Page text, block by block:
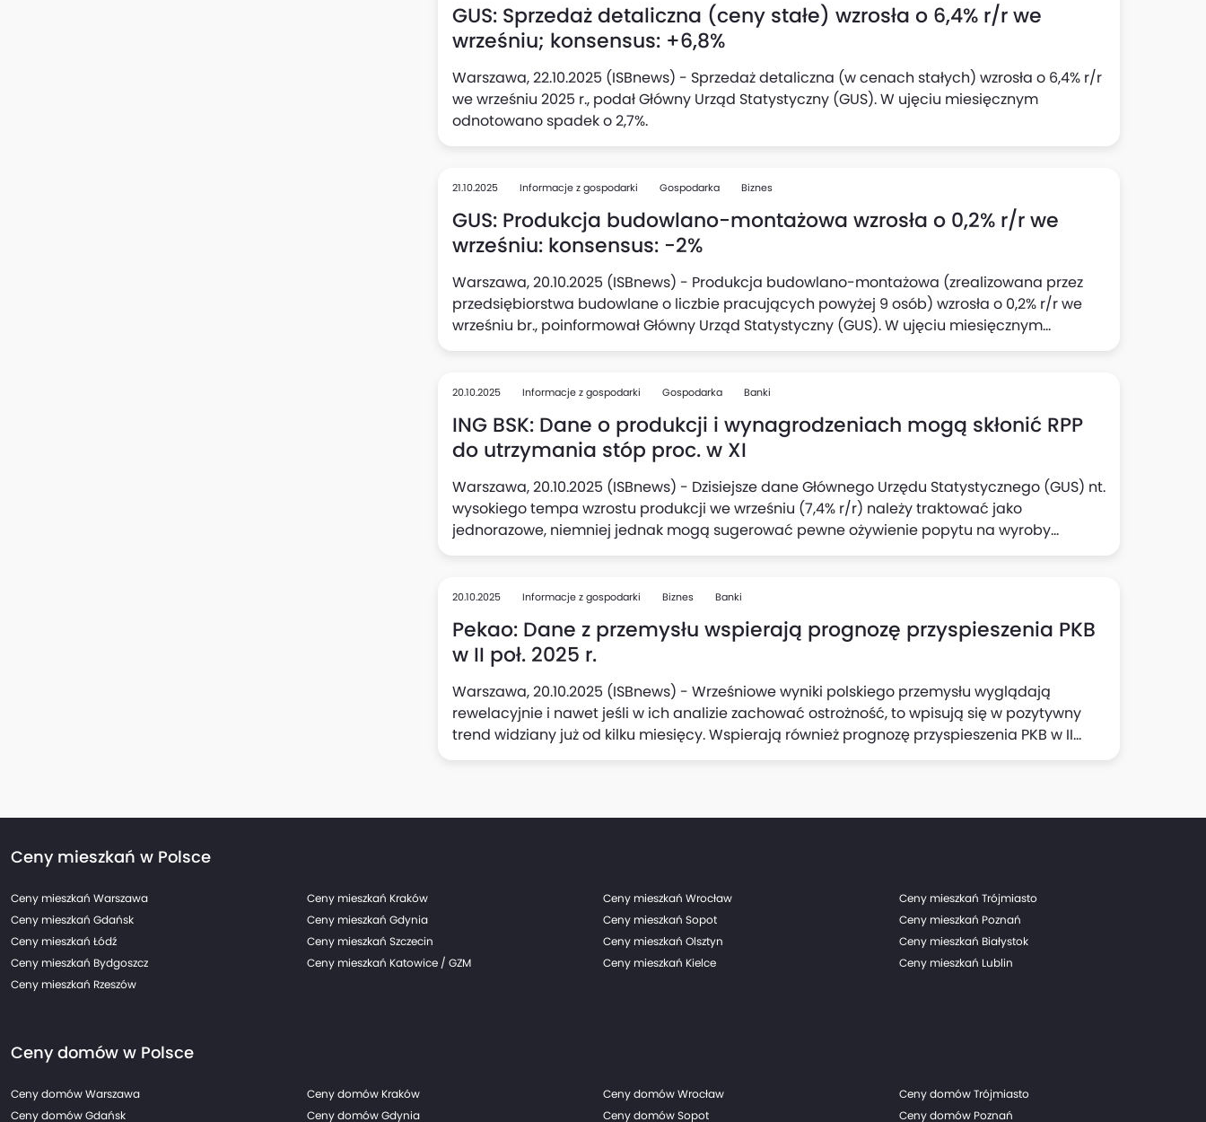
GUS: Sprzedaż detaliczna (ceny stałe) wzrosła o 6,4% r/r we
wrześniu; konsensus: +6,8%
Warszawa, 22.10.2025 (ISBnews) - Sprzedaż detaliczna (w cenach stałych) wzrosła o 6,4% r/r
we wrześniu 2025 r., podał Główny Urząd Statystyczny (GUS). W ujęciu miesięcznym
odnotowano spadek o 2,7%.
21.10.2025 Informacje z gospodarki Gospodarka Biznes
GUS: Produkcja budowlano-montażowa wzrosła o 0,2% r/r we
wrześniu: konsensus: -2%
Warszawa, 20.10.2025 (ISBnews) - Produkcja budowlano-montażowa (zrealizowana przez
przedsiębiorstwa budowlane o liczbie pracujących powyżej 9 osób) wzrosła o 0,2% r/r we
wrześniu br., poinformował Główny Urząd Statystyczny (GUS). W ujęciu miesięcznym
odnotowano wzrost o 20,6%.
20.10.2025 Informacje z gospodarki Gospodarka Banki
ING BSK: Dane o produkcji i wynagrodzeniach mogą skłonić RPP
do utrzymania stóp proc. w XI
Warszawa, 20.10.2025 (ISBnews) - Dzisiejsze dane Głównego Urzędu Statystycznego (GUS) nt.
wysokiego tempa wzrostu produkcji we wrześniu (7,4% r/r) należy traktować jako
jednorazowe, niemniej jednak mogą sugerować pewne ożywienie popytu na wyroby
polskiego przemysłu, oceniają Adam Antoniak, Leszek Kąsek i Michał Rubaszek z Biura Analiz
w przetwórstwie oraz podwyższony wzrost wynagrodzeń w tym sektorze to czynniki, które
mogą skłonić Radę Polityki Pieniężnej (RPP) do powstrzymania się przed kolejną obniżką
stóp procentowych w listopadzie.
20.10.2025 Informacje z gospodarki Biznes Banki
Pekao: Dane z przemysłu wspierają prognozę przyspieszenia PKB
w II poł. 2025 r.
Warszawa, 20.10.2025 (ISBnews) - Wrześniowe wyniki polskiego przemysłu wyglądają
rewelacyjnie i nawet jeśli w ich analizie zachować ostrożność, to wpisują się w pozytywny
trend widziany już od kilku miesięcy. Wspierają również prognozę przyspieszenia PKB w II
połowie tego roku, uważa Departament Analiz Makroekonomicznych Banku Pekao. Dzisiejsza
Ceny mieszkań w Polsce
Ceny mieszkań Warszawa Ceny mieszkań Kraków Ceny mieszkań Wrocław
Ceny mieszkań Trójmiasto
Ceny mieszkań Gdańsk
Ceny mieszkań Gdynia Ceny mieszkań Sopot
Ceny mieszkań Poznań
Ceny mieszkań Łódź
Ceny mieszkań Szczecin Ceny mieszkań Olsztyn
Ceny mieszkań Białystok
Ceny mieszkań Bydgoszcz
Ceny mieszkań Katowice / GZM Ceny mieszkań Kielce
Ceny mieszkań Lublin
Ceny mieszkań Rzeszów
Ceny domów w Polsce
Ceny domów Warszawa Ceny domów Kraków Ceny domów Wrocław
Ceny domów Trójmiasto
Ceny domów Gdańsk
Ceny domów Gdynia Ceny domów Sopot Ceny domów Poznań